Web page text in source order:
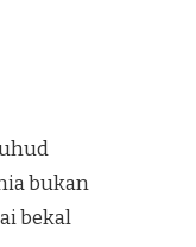
bukan
bekal